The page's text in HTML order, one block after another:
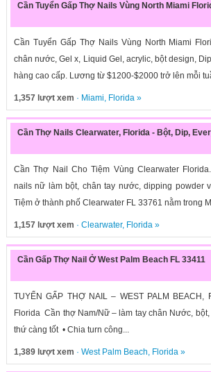
Cần Tuyển Gấp Thợ Nails Vùng North Miami
Cần Tuyển Gấp Thợ Nails Vùng North Miami
chân nước, Gel x, Liquid Gel, acrylic, bột design,
hàng cao cấp. Lương từ $1200-$2000 trở lên mỗi
1,357 lượt xem · Miami, Florida»
Cần Thợ Nails Clearwater, Florida - Bột, Dip,
Cần Thợ Nail Cho Tiệm Vùng Clearwater
nails nữ làm bột, chân tay nước, dipping powder
Tiệm ở thành phố Clearwater FL 33761 nằm trong
1,157 lượt xem · Clearwater, Florida»
Cần Gấp Thợ Nail Ở West Palm Beach FL 33411
TUYỂN GẤP THỢ NAIL – WEST PALM
Florida Cần thợ Nam/Nữ – làm tay chân Nước,
thứ càng tốt • Chia turn công...
1,389 lượt xem · West Palm Beach, Florida»